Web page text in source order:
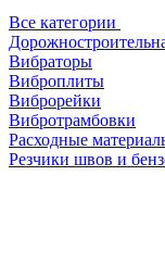
Все категории
Вибраторы
Виброплиты
Виброрейки
Вибротрамбовки
Расходные
Резчики швов и